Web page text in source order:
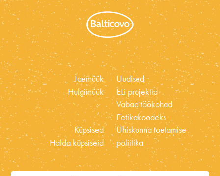
Jaemüük
Hulgimüük
Küpsised
Halda küpsiseid
Uudised
ELi projektid
Vabad töökohad
Eetikakoodeks
Ühiskonna toetamise
poliitika